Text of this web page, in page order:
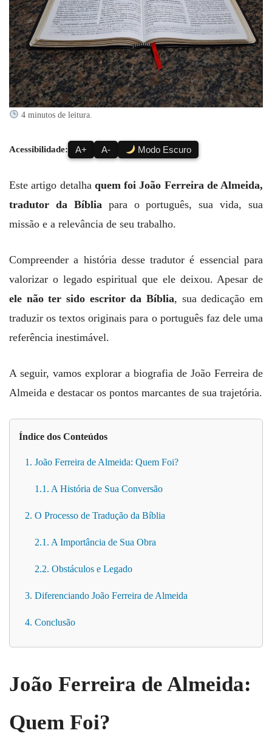
4 minutos de leitura.
Acessibilidade: A+ A- Modo Escuro
Este artigo detalha quem foi João Ferreira de Almeida,
tradutor da Bíblia para o português, sua vida, sua
missão e a relevância de seu trabalho.
Compreender a história desse tradutor é essencial para
valorizar o legado espiritual que ele deixou. Apesar de
ele não ter sido escritor da Bíblia, sua dedicação em
traduzir os textos originais para o português faz dele uma
referência inestimável.
A seguir, vamos explorar a biografia de João Ferreira de
Almeida e destacar os pontos marcantes de sua trajetória.
Índice dos Conteúdos
1. João Ferreira de Almeida: Quem Foi?
1.1. A História de Sua Conversão
2. O Processo de Tradução da Bíblia
2.1. A Importância de Sua Obra
2.2. Obstáculos e Legado
3. Diferenciando João Ferreira de Almeida
4. Conclusão
João Ferreira de Almeida:
Quem Foi?